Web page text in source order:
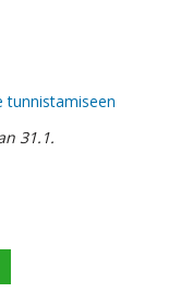
tunnistamiseen
31.1.